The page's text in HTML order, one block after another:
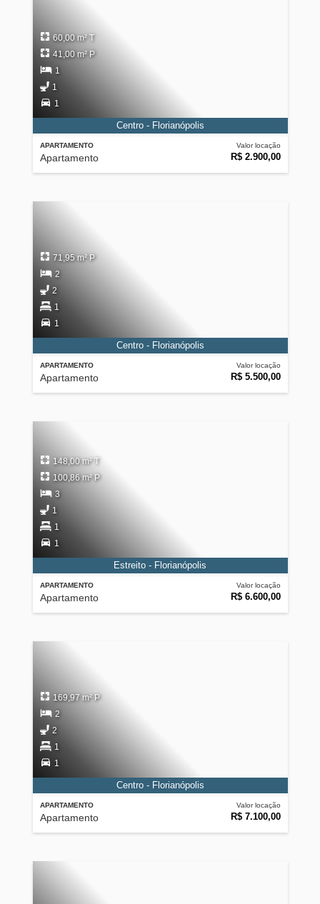
APARTAMENTO
Apartamento
Valor locação
R$ 2.900,00
60,00 m² T
41,00 m² P
1
1
1
Centro - Florianópolis
APARTAMENTO
Apartamento
Valor locação
R$ 5.500,00
71,95 m² P
2
2
1
1
Centro - Florianópolis
APARTAMENTO
Apartamento
Valor locação
R$ 6.600,00
148,00 m² T
100,86 m² P
3
1
1
1
Estreito - Florianópolis
APARTAMENTO
Apartamento
Valor locação
R$ 7.100,00
169,97 m² P
2
2
1
1
Centro - Florianópolis